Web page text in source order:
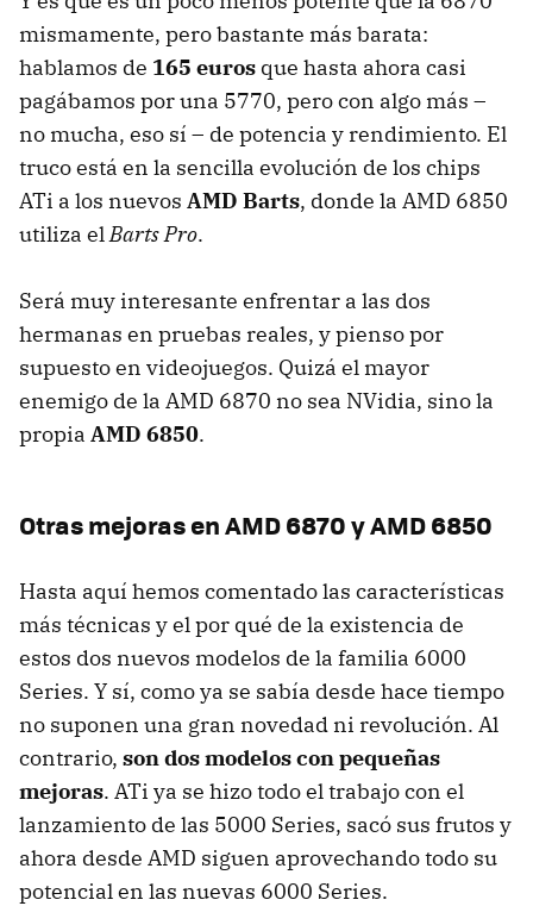
mismamente, pero bastante más barata:
hablamos de 165 euros que hasta ahora casi
pagábamos por una 5770, pero con algo más –
no mucha, eso sí – de potencia y rendimiento. El
truco está en la sencilla evolución de los chips
ATi a los nuevos AMD Barts, donde la AMD 6850
utiliza elBarts Pro.
Será muy interesante enfrentar a las dos
hermanas en pruebas reales, y pienso por
supuesto en videojuegos. Quizá el mayor
enemigo de la AMD 6870 no sea NVidia, sino la
propia AMD 6850.
Otras mejoras enAMD6870 yAMD6850
Hasta aquí hemos comentado las características
más técnicas y el por qué de la existencia de
estos dos nuevos modelos de la familia 6000
Series. Y sí, como ya se sabía desde hace tiempo
no suponen una gran novedad ni revolución. Al
contrario, son dos modelos con pequeñas
mejoras. ATi ya se hizo todo el trabajo con el
lanzamiento de las 5000 Series, sacó sus frutos y
ahora desde AMD siguen aprovechando todo su
potencial en las nuevas 6000 Series.